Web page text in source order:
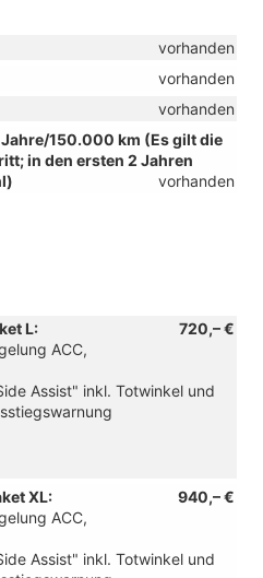
vorhanden
vorhanden
vorhanden
150.000 km (Es gilt die
in den ersten 2 Jahren
vorhanden
720,– €
L:
ACC,
Assist" inkl. Totwinkel und
940,– €
XL:
ACC,
Assist" inkl. Totwinkel und